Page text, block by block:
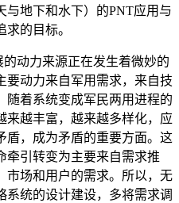
与地下和水下）的PNT应用与
的目标。
动力来源正在发生着微妙的
要动力来自军用需求，来自技
随着系统变成军民两用进程的
来越丰富，越来越多样化，应
盾，成为矛盾的重要方面。这
牵引转变为主要来自需求推
市场和用户的需求。所以，无
统的设计建设，多将需求调